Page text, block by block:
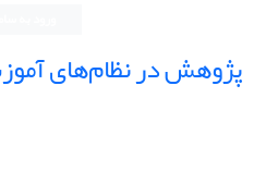
پژوهش در نظام‌های